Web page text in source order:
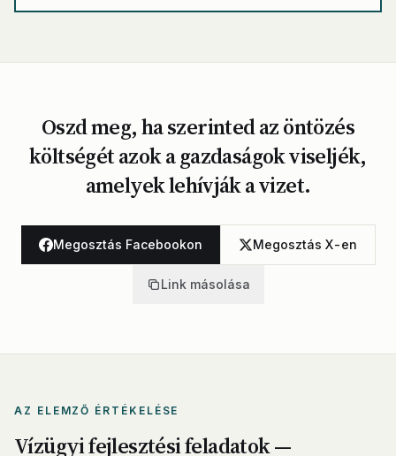
Oszd meg, ha szerinted az öntözés
költségét azok a gazdaságok viseljék,
amelyek lehívják a vizet.
Megosztás Facebookon Megosztás X-en
Link másolása
AZ ELEMZŐ ÉRTÉKELÉSE
Vízügyi fejlesztési feladatok —